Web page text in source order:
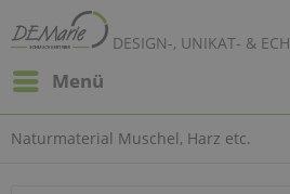
DESIGN-, UNIKAT- &
Menü
Naturmaterial Muschel, Harz etc.